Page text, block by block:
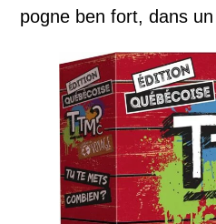
pogne ben fort, dans